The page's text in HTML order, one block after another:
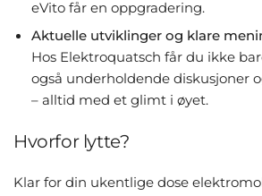
eVito får en oppgradering.
Aktuelle utviklinger og klare
Hos Elektroquatsch får du ikke
også underholdende diskusjoner
– alltid med et glimt i øyet.
Hvorfor lytte?
Klar for din ukentlige dose